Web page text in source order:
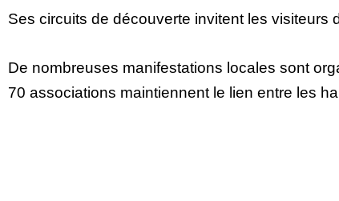
Ses circuits de découverte invitent les visiteurs
De nombreuses manifestations locales sont
70 associations maintiennent le lien entre les